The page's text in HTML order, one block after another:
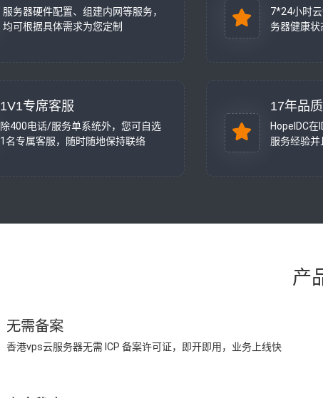
服务器硬件配置、组建内网等服务，
均可根据具体需求为您定制
7*24小时
务器健康
1V1专席客服
除400电话/服务单系统外，您可自选
1名专属客服，随时随地保持联络
17年品
HopeIDC
服务经验并
产
无需备案
香港vps云服务器无需 ICP 备案许可证，即开即用，业务上线快